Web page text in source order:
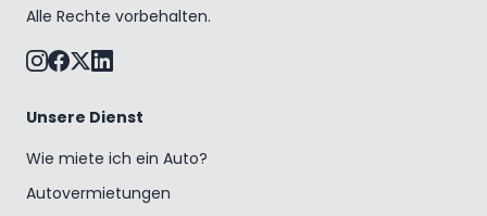
Alle Rechte vorbehalten.
Unsere Dienst
Wie miete ich ein Auto?
Autovermietungen